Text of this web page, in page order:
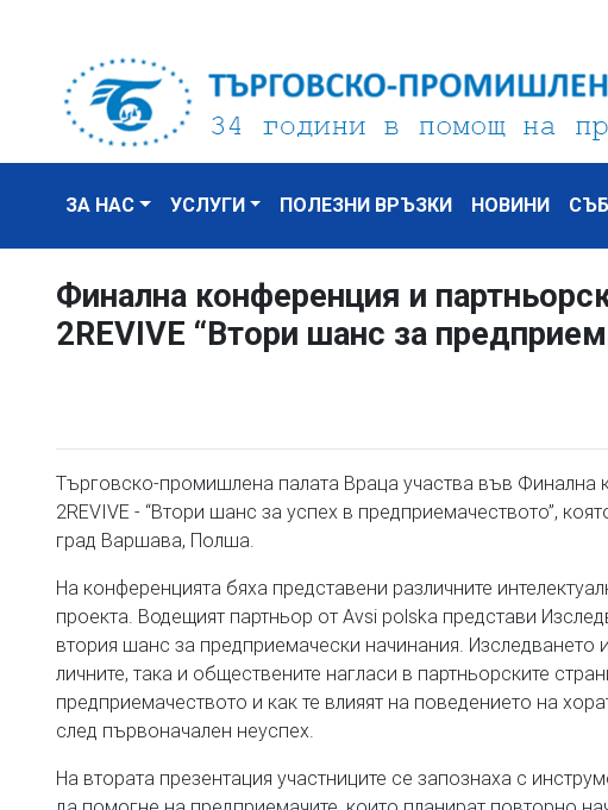
ЗА НАС УСЛУГИ ПОЛЕЗНИ ВРЪЗКИ НОВИНИ
Финална конференция и
2REVIVE “Втори шанс за
Търговско-промишлена палата Враца участва във Финална
2REVIVE - “Втори шанс за успех в предприемачеството”,
град Варшава, Полша.
На конференцията бяха представени различните
проекта. Водещият партньор от Avsi polska представи
втория шанс за предприемачески начинания. Изследването
личните, така и обществените нагласи в партньорските
предприемачеството и как те влияят на поведението на
след първоначален неуспех.
На втората презентация участниците се запознаха с